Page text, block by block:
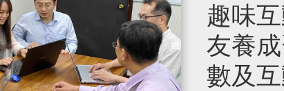
趣味
友養
數及